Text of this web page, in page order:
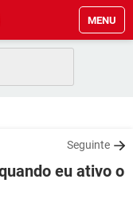
MENU
Seguinte
eu ativo o